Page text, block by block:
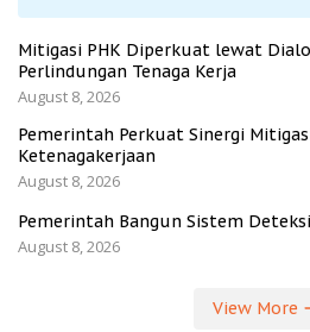
Mitigasi PHK Diperkuat lewat
Perlindungan Tenaga Kerja
August 8, 2026
Pemerintah Perkuat Sinergi
Ketenagakerjaan
August 8, 2026
Pemerintah Bangun Sistem
August 8, 2026
View More